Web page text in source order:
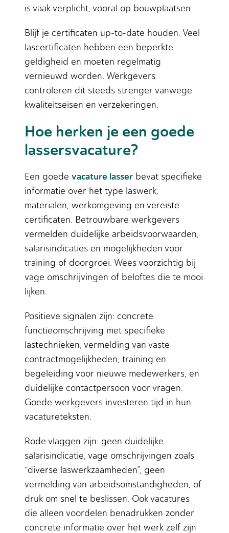
is vaak verplicht, vooral op bouwplaatsen.
Blijf je certificaten up-to-date houden. Veel
lascertificaten hebben een beperkte
geldigheid en moeten regelmatig
vernieuwd worden. Werkgevers
controleren dit steeds strenger vanwege
kwaliteitseisen en verzekeringen.
Hoe herken je een goede
lassersvacature?
Een goede vacature lasser bevat specifieke
informatie over het type laswerk,
materialen, werkomgeving en vereiste
certificaten. Betrouwbare werkgevers
vermelden duidelijke arbeidsvoorwaarden,
salarisindicaties en mogelijkheden voor
training of doorgroei. Wees voorzichtig bij
vage omschrijvingen of beloftes die te mooi
lijken.
Positieve signalen zijn: concrete
functieomschrijving met specifieke
lastechnieken, vermelding van vaste
contractmogelijkheden, training en
begeleiding voor nieuwe medewerkers, en
duidelijke contactpersoon voor vragen.
Goede werkgevers investeren tijd in hun
vacatureteksten.
Rode vlaggen zijn: geen duidelijke
salarisindicatie, vage omschrijvingen zoals
“diverse laswerkzaamheden”, geen
vermelding van arbeidsomstandigheden, of
druk om snel te beslissen. Ook vacatures
die alleen voordelen benadrukken zonder
concrete informatie over het werk zelf zijn